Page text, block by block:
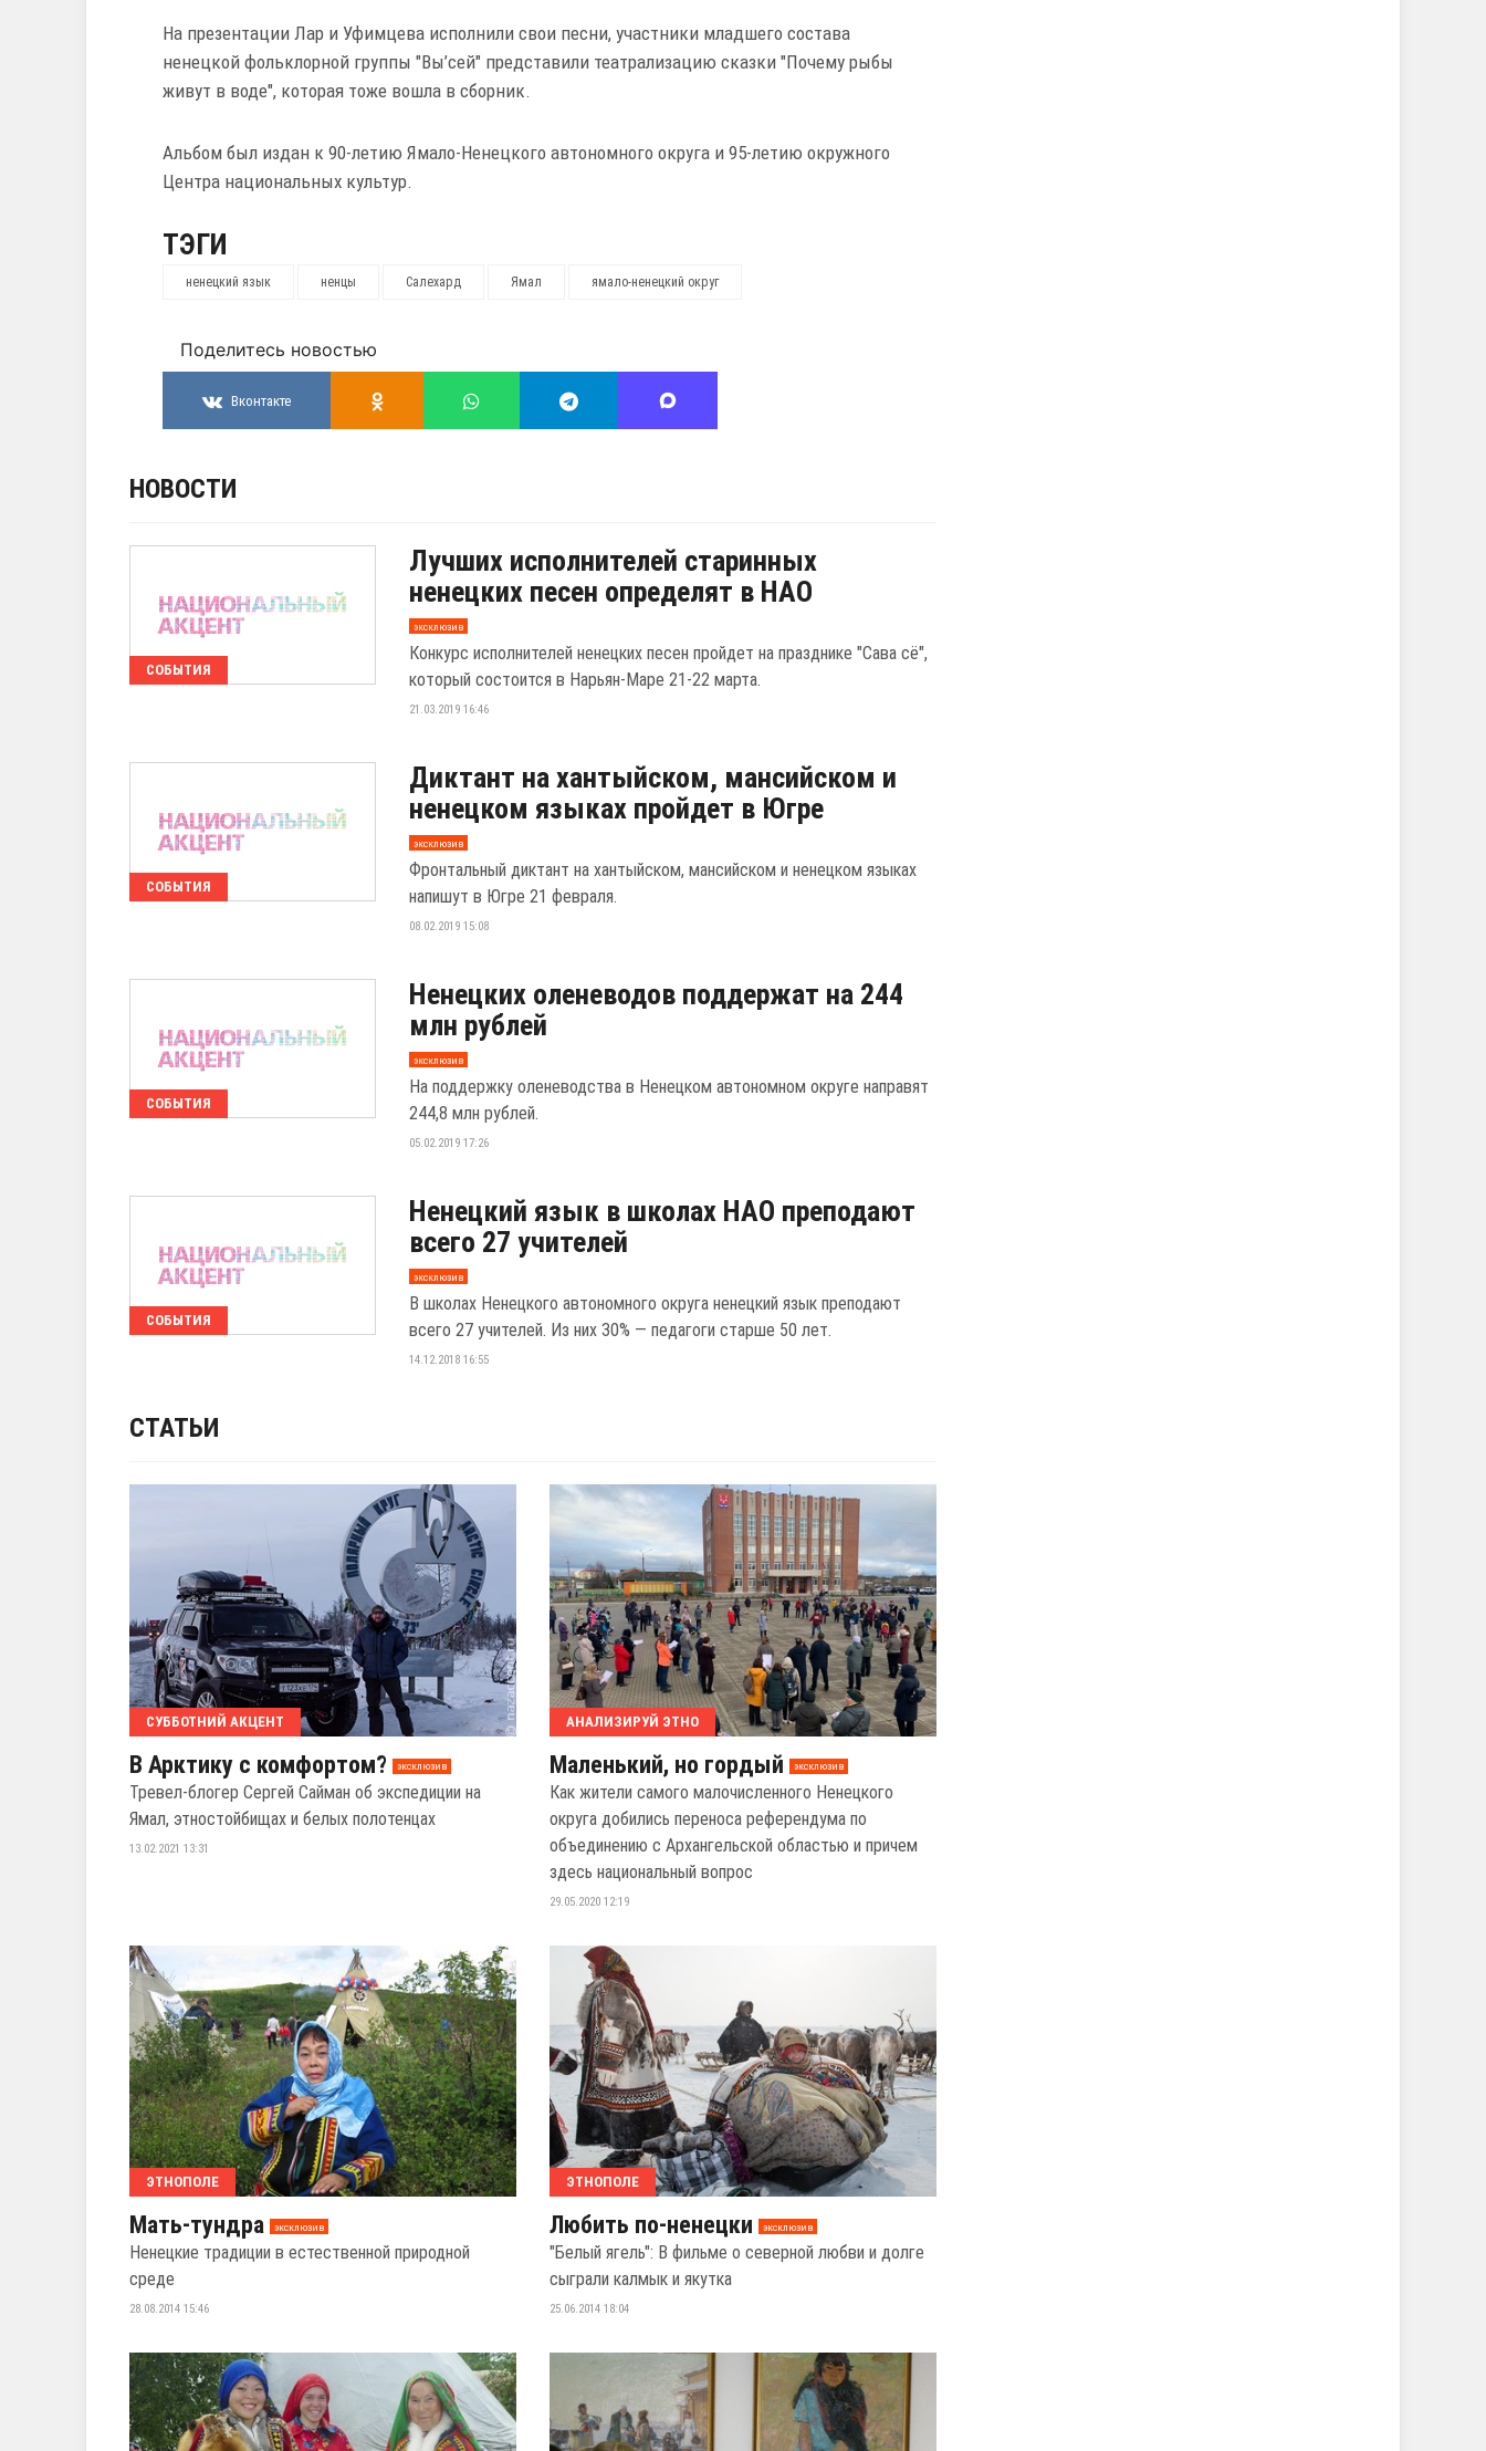
На презентации Лар и Уфимцева исполнили свои песни, участники младшего состава
ненецкой фольклорной группы "Вы’сей" представили театрализацию сказки "Почему рыбы
живут в воде", которая тоже вошла в сборник.
Альбом был издан к 90-летию Ямало-Ненецкого автономного округа и 95-летию окружного
Центра национальных культур.
ТЭГИ
ненецкий язык ненцы Салехард Ямал ямало-ненецкий округ
Поделитесь новостью
Вконтакте
НОВОСТИ
СОБЫТИЯ
Лучших исполнителей старинных
ненецких песен определят в НАО
эксклюзив
Конкурс исполнителей ненецких песен пройдет на празднике "Сава сё",
который состоится в Нарьян-Маре 21-22 марта.
21.03.2019 16:46
СОБЫТИЯ
Диктант на хантыйском, мансийском и
ненецком языках пройдет в Югре
эксклюзив
Фронтальный диктант на хантыйском, мансийском и ненецком языках
напишут в Югре 21 февраля.
08.02.2019 15:08
СОБЫТИЯ
Ненецких оленеводов поддержат на 244
млн рублей
эксклюзив
На поддержку оленеводства в Ненецком автономном округе направят
244,8 млн рублей.
05.02.2019 17:26
СОБЫТИЯ
Ненецкий язык в школах НАО преподают
всего 27 учителей
эксклюзив
В школах Ненецкого автономного округа ненецкий язык преподают
всего 27 учителей. Из них 30% — педагоги старше 50 лет.
14.12.2018 16:55
СТАТЬИ
СУББОТНИЙ АКЦЕНТ
В Арктику с комфортом? эксклюзив
Тревел-блогер Сергей Сайман об экспедиции на
Ямал, этностойбищах и белых полотенцах
13.02.2021 13:31
АНАЛИЗИРУЙ ЭТНО
Маленький, но гордый эксклюзив
Как жители самого малочисленного Ненецкого
округа добились переноса референдума по
объединению с Архангельской областью и причем
здесь национальный вопрос
29.05.2020 12:19
ЭТНОПОЛЕ
Мать-тундра эксклюзив
Ненецкие традиции в естественной природной
среде
28.08.2014 15:46
ЭТНОПОЛЕ
Любить по-ненецки эксклюзив
"Белый ягель": В фильме о северной любви и долге
сыграли калмык и якутка
25.06.2014 18:04